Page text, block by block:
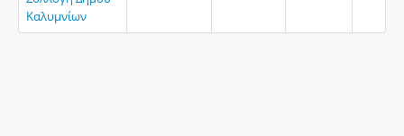
Καλυμνίων